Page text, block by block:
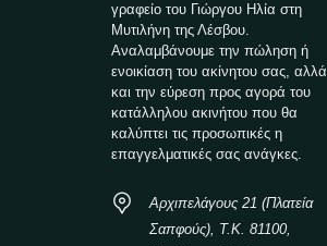
γραφείο του Γιώργου Ηλία στη
Μυτιλήνη της Λέσβου.
Αναλαμβάνουμε την πώληση ή
ενοικίαση του ακίνητου σας, αλλά
και την εύρεση προς αγορά του
κατάλληλου ακινήτου που θα
καλύπτει τις προσωπικές η
επαγγελματικές σας ανάγκες.
Αρχιπελάγους 21 (Πλατεία
Σαπφούς), Τ.Κ. 81100,